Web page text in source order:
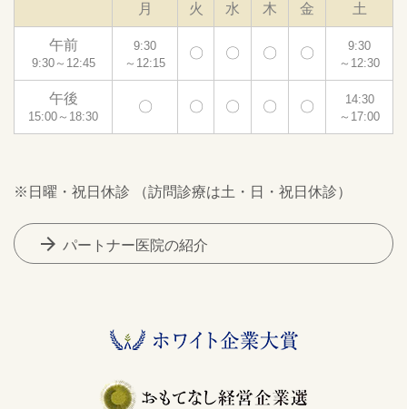
月 火 水 木 金 土
午前
9:30～12:45
9:30
～12:15
〇 〇 〇 〇
9:30
～12:30
午後
15:00～18:30
〇 〇 〇 〇 〇
14:30
～17:00
※日曜・祝日休診 （訪問診療は土・日・祝日休診）
arrow_forward パートナー医院の紹介